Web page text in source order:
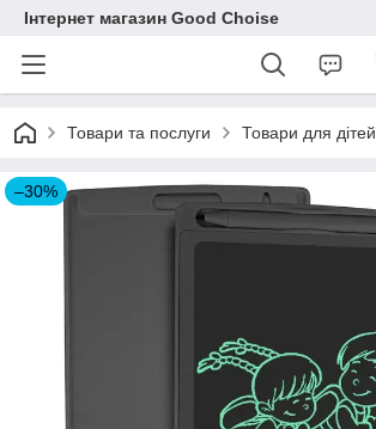
Інтернет магазин Good Choise
Товари та послуги Товари для дітей
–30%